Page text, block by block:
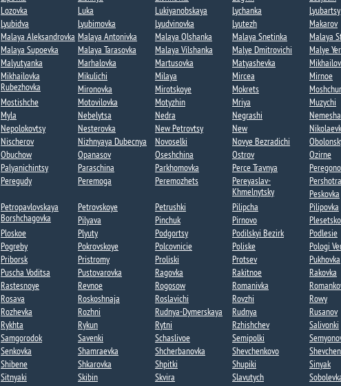
Lozovka​
Luka Lukiyanobskaya Lychanka​
Lyubartsy​
Lyubidva​
Lyubimovka​ Lyudvinovka Lyutezh
Makarov
Malaya Aleksandrovka​ Malaya Antonivka Malaya Olshanka Malaya Snetinka
Malaya
Malaya Supoevka
Malaya Tarasovka Malaya Vilshanka​ Malye Dmitrovichi​
Malye
Malyutyanka​
Marhalovka Martusovka Matyashevka​
Mikhailovka
Rubezhovka
Mikulichi Milaya Mircea​
Mirnoe
Mironovka
Mirotskoye​ Mokrets​
Mostishche
Motovilovka Motyzhin Mriya
Muzychi
Myla
Nebelytsa Nedra Negrashi​
Nepolokovtsy
Nesterovka​ New Petrovtsy​ New​
Nischerov
Nizhnyaya Dubecnya​ Novoselki​ Novye Bezradichi​
Obuchow
Opanasov Oseshchina​ Ostrov
Ozirne
Palyanichintsy
Paraschina​ Parkhomovka Perce Travnya
Peregudy​
Peremoga​ Peremozhets​
Pereyaslav-
Khmelnytsky
Peskovka
Petropavlovskaya
Borshchagovka​​
Petrovskoye​​ Petrushki​ Pilipcha
Pilipovka
Pilyava
Pinchuk Pirnovo​
Ploskoe
Plyuty Podgortsy Podilskyi Bezirk
Podlesie​
Pogreby​
Pokrovskoye​ Polcovnicie Poliske
Pologi
Priborsk
Pristromy Proliski​ Protsev​
Pukhovka​
Puscha Voditsa​
Pustovarovka Ragovka Rakitnoe
Rakovka​
Rastesnoye
Revnoe Rogosow Romanivka
Rosava
Roskoshnaja Roslavichi Rovzhi​
Rowy
Rozhevka​
Rozhni​ Rudnya-Dymerskaya​ Rudnya​
Rusanov​
Rykhta​
Rykun Rytni​ Rzhishchev​
Salivonki
Samgorodok
Savenki​ Schaslivoe Semipolki​​
Senkovka​
Shamraevka Shcherbanovka Shevchenkovo​
Shibene
Shkarovka Shpitki​ Shupiki
Sinyak
Sitnyaki
Skibin​ Skvira Slavutych